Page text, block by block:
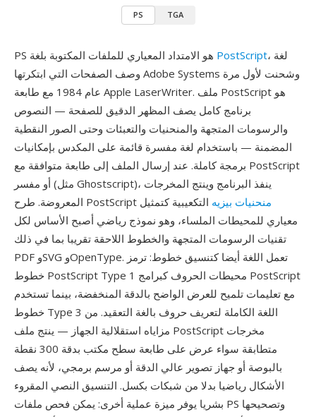
PS TGA
PostScript، لغة
وصف الصفحات التي ابتكرتها Adobe Systems وشحنت لأول مرة
عام 1984 مع طابعة Apple LaserWriter. ملف PostScript هو
برنامج كامل يصف المظهر الدقيق للصفحة — النصوص
والرسومات المتجهة والمنحنيات والتعبئات وحتى الصور النقطية
المضمنة — باستخدام لغة مفسرة قائمة على المكدس بإمكانيات
برمجة كاملة. عند إرسال الملف إلى طابعة متوافقة مع PostScript
أو مفسر (مثل Ghostscript)، ينفذ البرنامج وينتج المخرجات
المعروضة. طرح PostScript
منحنيات بيزيه التكعيبية كتمثيل
معياري للمحيطات الملساء، وهو نموذج رياضي أصبح الأساس لكل
تقنيات الرسومات المتجهة والخطوط اللاحقة تقريبا بما في ذلك
PDF وSVG وOpenType. تعمل اللغة أيضا كتنسيق خطوط: ترمز
خطوط PostScript Type 1 محيطات الحروف كبرامج PostScript
مع تعليمات تلميح للعرض الواضح بالدقة المنخفضة، بينما تستخدم
خطوط Type 3 اللغة الكاملة لتعريف حروف بالغة التعقيد. من
مزاياه استقلالية الجهاز — ينتج ملف PostScript مخرجات
متطابقة سواء عرض على طابعة سطح مكتب بدقة 300 نقطة
بالبوصة أو جهاز تصوير عالي الدقة أو مرسم برمجي، لأنه يصف
الأشكال رياضيا بدلا من شبكات بكسل. التنسيق النصي المقروء
بشريا يوفر ميزة عملية أخرى: يمكن فحص ملفات PS وتصحيحها